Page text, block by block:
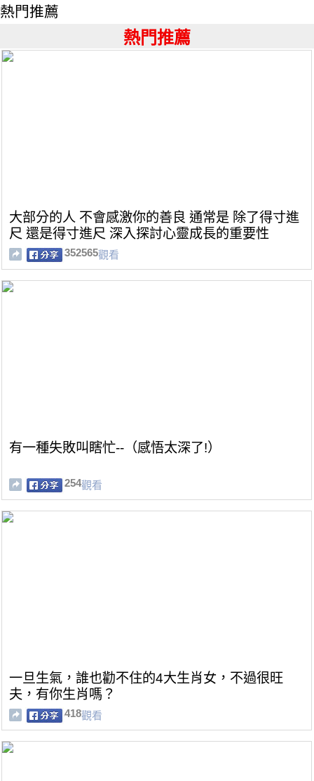
熱門推薦
熱門推薦
大部分的人 不會感激你的善良 通常是 除了得寸進
尺 還是得寸進尺 深入探討心靈成長的重要性
352565觀看
有一種失敗叫瞎忙--（感悟太深了!）
254觀看
一旦生氣，誰也勸不住的4大生肖女，不過很旺
夫，有你生肖嗎？
418觀看